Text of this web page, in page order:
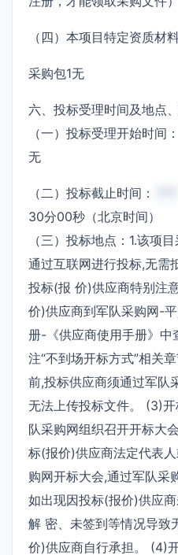
（四）本项目特定资质材料
采购包1无
六、投标受理时间及地点
（一）投标受理开始时间：
无
（二）投标截止时间：
30分00秒（北京时间）
（三）投标地点：1.该项
通过互联网进行投标,无需
投标(报 价)供应商特别注
价)供应商到军队采购网-
册-《供应商使用手册》中
注“不到场开标方式”相关
前,投标供应商须通过军队
无法上传投标文件。 (3)
队采购网组织召开开标大
标(报价)供应商法定代表
购网开标大会,通过军队采
如出现因投标(报价)供应
解 密、未签到等情况导致
价)供应商自行承担。 (4)